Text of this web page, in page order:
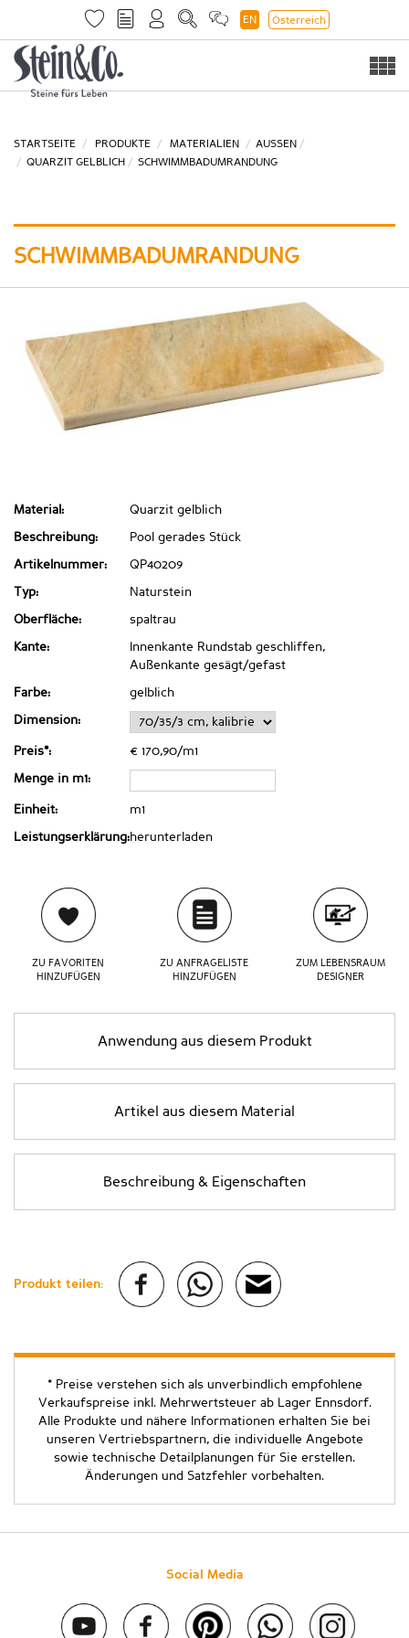
EN Österreich
STARTSEITE PRODUKTE MATERIALIEN
AUSSEN
QUARZIT GELBLICH
SCHWIMMBADUMRANDUNG
SCHWIMMBADUMRANDUNG
Material: Quarzit gelblich
Beschreibung: Pool gerades Stück
Artikelnummer: QP40209
Typ: Naturstein
Oberfläche: spaltrau
Kante:
Innenkante Rundstab geschliffen,
Außenkante gesägt/gefast
Farbe: gelblich
Dimension:
Preis*: € 170,90/m1
Menge in m1:
Einheit: m1
Leistungserklärung:herunterladen
ZU FAVORITEN
HINZUFÜGEN
ZU ANFRAGELISTE
HINZUFÜGEN
ZUM LEBENSRAUM
DESIGNER
Anwendung aus diesem Produkt
Artikel aus diesem Material
Beschreibung & Eigenschaften
Produkt teilen:
* Preise verstehen sich als unverbindlich empfohlene
Verkaufspreise inkl. Mehrwertsteuer ab Lager Ennsdorf.
Alle Produkte und nähere Informationen erhalten Sie bei
unseren Vertriebspartnern, die individuelle Angebote
sowie technische Detailplanungen für Sie erstellen.
Änderungen und Satzfehler vorbehalten.
Social Media